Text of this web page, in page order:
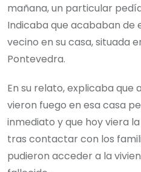
mañana, un particular pedía
Indicaba que acababan de
vecino en su casa, situada
Pontevedra.
En su relato, explicaba
vieron fuego en esa casa
inmediato y que hoy viera
tras contactar con los
pudieron acceder a la